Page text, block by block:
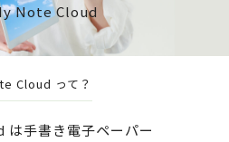
Note Cloud
Cloud って？
手書き電子ペーパー